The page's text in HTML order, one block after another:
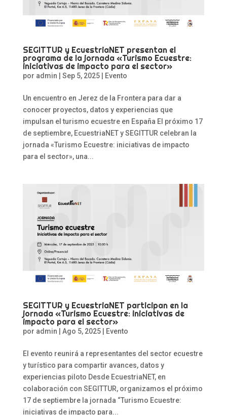
SEGITTUR y EcuestriaNET presentan el
programa de la jornada «Turismo Ecuestre:
iniciativas de impacto para el sector»
por admin Sep 5, 2025| Evento
Un encuentro en Jerez de la Frontera para dar a
conocer proyectos, datos y experiencias que
impulsan el turismo ecuestre en España El próximo 17
de septiembre, EcuestriaNET y SEGITTUR celebran la
jornada «Turismo Ecuestre: iniciativas de impacto
para el sector», una...
SEGITTUR y EcuestriaNET participan en la
jornada «Turismo Ecuestre: iniciativas de
impacto para el sector»
por admin Ago 5, 2025| Evento
El evento reunirá a representantes del sector ecuestre
y turístico para compartir avances, datos y
experiencias piloto Desde EcuestriaNET, en
colaboración con SEGITTUR, organizamos el próximo
17 de septiembre la jornada “Turismo Ecuestre:
iniciativas de impacto para...